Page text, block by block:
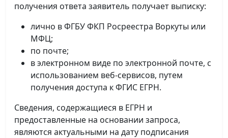
получения ответа заявитель получает выписку:
лично в ФГБУ ФКП Росреестра Воркуты или
МФЦ;
по почте;
в электронном виде по электронной почте, с
использованием веб-сервисов, путем
получения доступа к ФГИС ЕГРН.
Сведения, содержащиеся в ЕГРН и
предоставленные на основании запроса,
являются актуальными на дату подписания